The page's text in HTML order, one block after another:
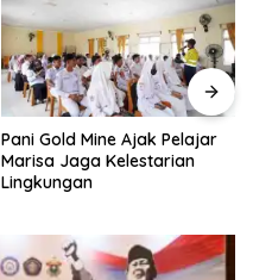
Pani Gold Mine Ajak Pelajar
Marisa Jaga Kelestarian
Lingkungan